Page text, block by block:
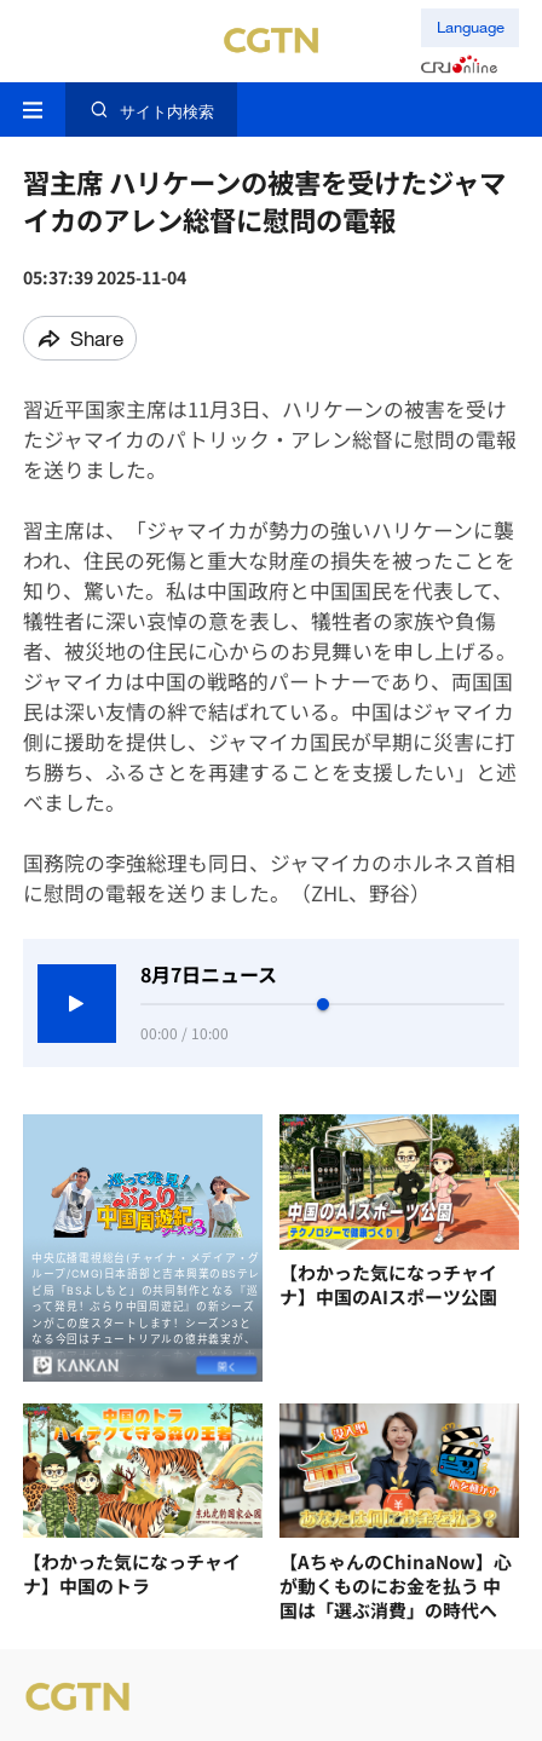
Language
サイト内検索
習主席 ハリケーンの被害を受けたジャマ
イカのアレン総督に慰問の電報
05:37:39 2025-11-04
Share
習近平国家主席は11月3日、ハリケーンの被害を受け
たジャマイカのパトリック・アレン総督に慰問の電報
を送りました。
習主席は、「ジャマイカが勢力の強いハリケーンに襲
われ、住民の死傷と重大な財産の損失を被ったことを
知り、驚いた。私は中国政府と中国国民を代表して、
犠牲者に深い哀悼の意を表し、犠牲者の家族や負傷
者、被災地の住民に心からのお見舞いを申し上げる。
ジャマイカは中国の戦略的パートナーであり、両国国
民は深い友情の絆で結ばれている。中国はジャマイカ
側に援助を提供し、ジャマイカ国民が早期に災害に打
ち勝ち、ふるさとを再建することを支援したい」と述
べました。
国務院の李強総理も同日、ジャマイカのホルネス首相
に慰問の電報を送りました。（ZHL、野谷）
8月7日ニュース
00:00 / 10:00
【わかった気になっチャイ
ナ】中国のAIスポーツ公園
【わかった気になっチャイ
ナ】中国のトラ
【AちゃんのChinaNow】心
が動くものにお金を払う 中
国は「選ぶ消費」の時代へ